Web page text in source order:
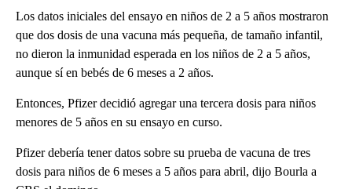
Los datos iniciales del ensayo en niños de 2 a 5 años mostraron
que dos dosis de una vacuna más pequeña, de tamaño infantil,
no dieron la inmunidad esperada en los niños de 2 a 5 años,
aunque sí en bebés de 6 meses a 2 años.
Entonces, Pfizer decidió agregar una tercera dosis para niños
menores de 5 años en su ensayo en curso.
Pfizer debería tener datos sobre su prueba de vacuna de tres
dosis para niños de 6 meses a 5 años para abril, dijo Bourla a